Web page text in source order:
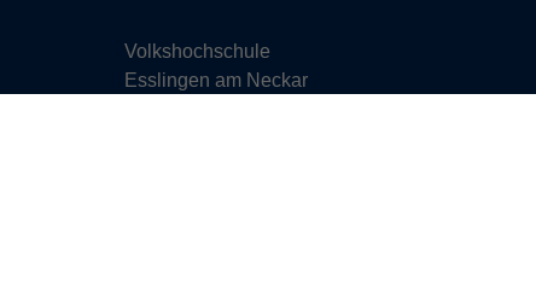
Volkshochschule
Esslingen am Neckar